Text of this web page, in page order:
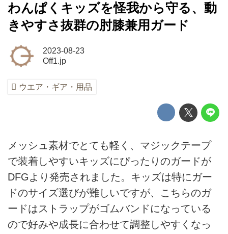
わんぱくキッズを怪我から守る、動
きやすさ抜群の肘膝兼用ガード
2023-08-23
Off1.jp
ウエア・ギア・用品
メッシュ素材でとても軽く、マジックテープ
で装着しやすいキッズにぴったりのガードが
DFGより発売されました。キッズは特にガー
ドのサイズ選びが難しいですが、こちらのガ
ードはストラップがゴムバンドになっている
ので好みや成長に合わせて調整しやすくなっ